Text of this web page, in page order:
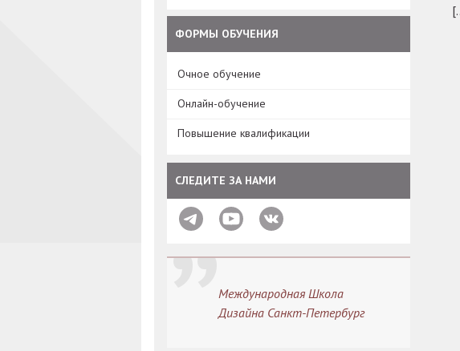
ФОРМЫ ОБУЧЕНИЯ
Очное обучение
Онлайн-обучение
Повышение квалификации
СЛЕДИТЕ ЗА НАМИ
Международная Школа
Дизайна Санкт-Петербург